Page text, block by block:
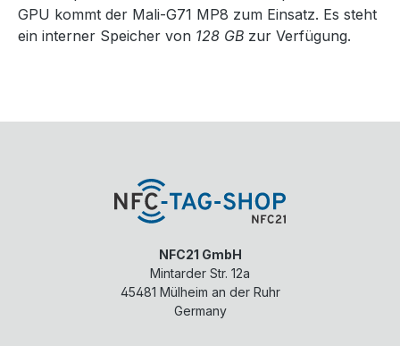
GPU kommt der Mali-G71 MP8 zum Einsatz. Es steht
ein interner Speicher von 128 GB zur Verfügung.
NFC21 GmbH
Mintarder Str. 12a
45481 Mülheim an der Ruhr
Germany